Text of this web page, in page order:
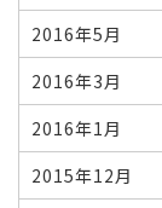
2016年5月
2016年3月
2016年1月
2015年12月